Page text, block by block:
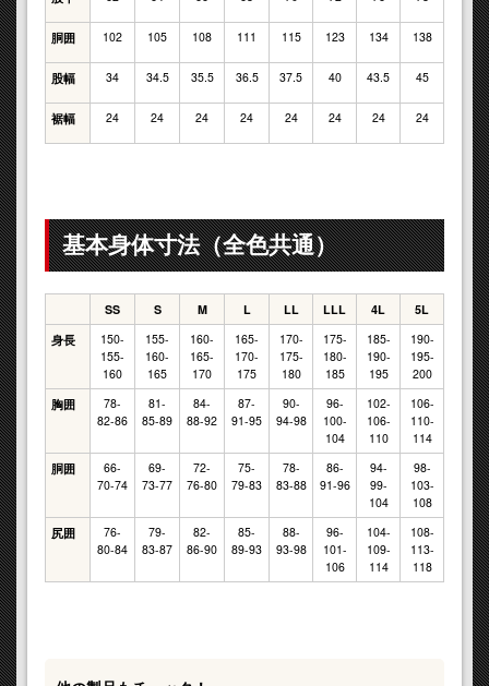
胴囲 102 105 108 111 115 123 134 138
股幅 34 34.5 35.5 36.5 37.5 40 43.5 45
裾幅 24 24 24 24 24 24 24 24
基本身体寸法（全色共通）
SS S M L LL LLL 4L
5L
身長
150-
155-
160
155-
160-
165
160-
165-
170
165-
170-
175
170-
175-
180
175-
180-
185
185-
190-
195
190-
195-
200
胸囲
78-
82-86
81-
85-89
84-
88-92
87-
91-95
90-
94-98
96-
100-
104
102-
106-
110
106-
110-
114
胴囲
66-
70-74
69-
73-77
72-
76-80
75-
79-83
78-
83-88
86-
91-96
94-
99-
104
98-
103-
108
尻囲
76-
80-84
79-
83-87
82-
86-90
85-
89-93
88-
93-98
96-
101-
106
104-
109-
114
108-
113-
118